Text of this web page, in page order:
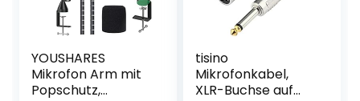
YOUSHARES
Mikrofon Arm mit
Popschutz,
tisino
Mikrofonkabel,
XLR-Buchse auf